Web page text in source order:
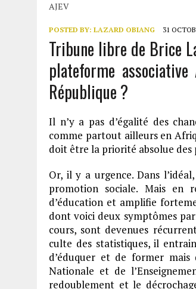
AJEV
POSTED BY: LAZARD OBIANG 31
Tribune libre de Brice
plateforme
République ?
Il n’y a pas d’égalité des
comme partout ailleurs en
doit être la priorité absolue des
Or, il y a urgence. Dans
promotion sociale. Mais en
d’éducation et amplifie
dont voici deux symptômes
cours, sont devenues
culte des statistiques, il
d’éduquer et de former
Nationale et de
redoublement et le